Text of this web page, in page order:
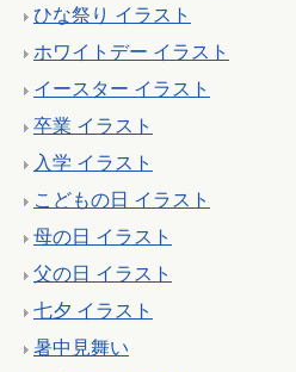
ひな祭り イラスト
ホワイトデー イラスト
イースター イラスト
卒業 イラスト
入学 イラスト
こどもの日 イラスト
母の日 イラスト
父の日 イラスト
七夕 イラスト
暑中見舞い